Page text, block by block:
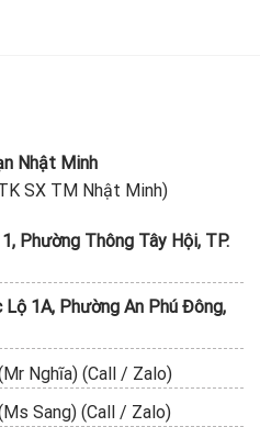
Nhật Minh
SX TM Nhật Minh)
Phường Thông Tây Hội, TP.
1A, Phường An Phú Đông,
Nghĩa) (Call / Zalo)
Sang) (Call / Zalo)